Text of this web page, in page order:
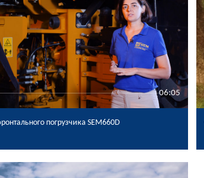
06:05
Обзор фронтального погрузчика SEM660D